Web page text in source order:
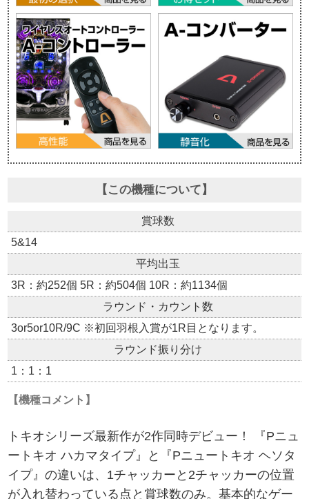
【この機種について】
賞球数
5&14
平均出玉
3R：約252個 5R：約504個 10R：約1134個
ラウンド・カウント数
3or5or10R/9C ※初回羽根入賞が1R目となります。
ラウンド振り分け
1：1：1
【機種コメント】
トキオシリーズ最新作が2作同時デビュー！ 『Pニュ
ートキオ ハカマタイプ』と『Pニュートキオ ヘソタ
イプ』の違いは、1チャッカーと2チャッカーの位置
が入れ替わっている点と賞球数のみ。基本的なゲー